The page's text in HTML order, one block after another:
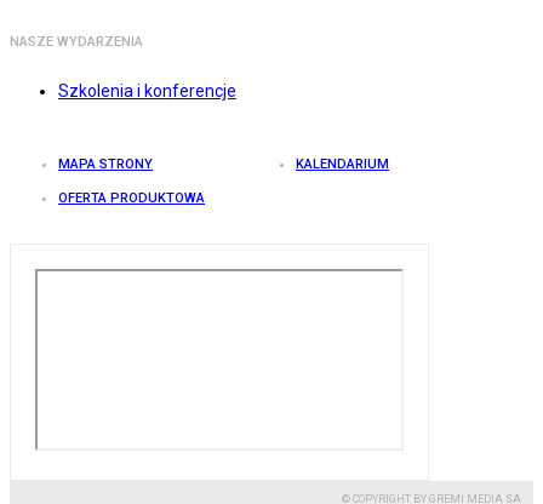
NASZE WYDARZENIA
Szkolenia i konferencje
MAPA STRONY KALENDARIUM
OFERTA PRODUKTOWA
© COPYRIGHT BY GREMI MEDIA SA